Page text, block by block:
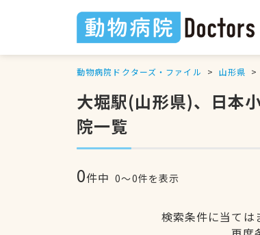
動物病院ドクターズ・ファイル 山形県
大堀駅(山形県)、日本
院一覧
0件中 0〜0件を表示
検索条件に当ては